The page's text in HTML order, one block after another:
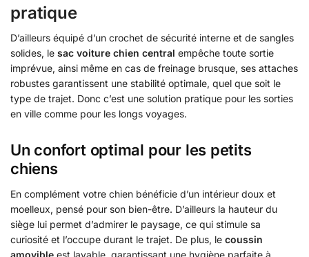
pratique
D’ailleurs équipé d’un crochet de sécurité interne et de sangles
solides, le sac voiture chien central empêche toute sortie
imprévue, ainsi même en cas de freinage brusque, ses attaches
robustes garantissent une stabilité optimale, quel que soit le
type de trajet. Donc c’est une solution pratique pour les sorties
en ville comme pour les longs voyages.
Un confort optimal pour les petits
chiens
En complément votre chien bénéficie d’un intérieur doux et
moelleux, pensé pour son bien-être. D’ailleurs la hauteur du
siège lui permet d’admirer le paysage, ce qui stimule sa
curiosité et l’occupe durant le trajet. De plus, le coussin